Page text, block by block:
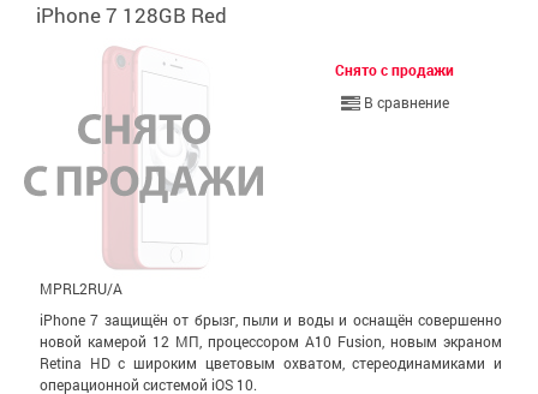
iPhone 7 128GB Red
Снято с продажи
В сравнение
MPRL2RU/A
iPhone 7 защищён от брызг, пыли и воды и оснащён совершенно
новой камерой 12 МП, процессором A10 Fusion, новым экраном
Retina HD с широким цветовым охватом, стерео­динамиками и
операционной системой iOS 10.